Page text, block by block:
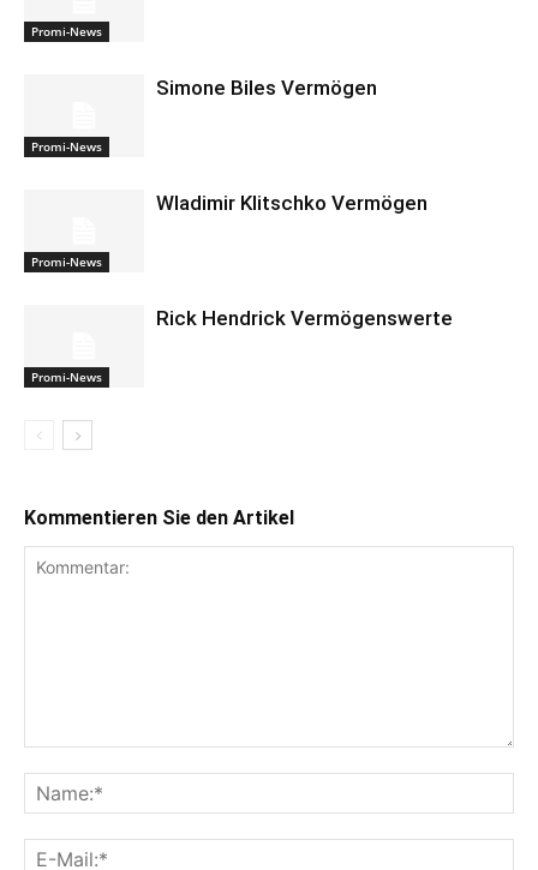
Promi-News
Promi-News
Simone Biles Vermögen
Promi-News
Wladimir Klitschko Vermögen
Promi-News
Rick Hendrick Vermögenswerte
Kommentieren Sie den Artikel